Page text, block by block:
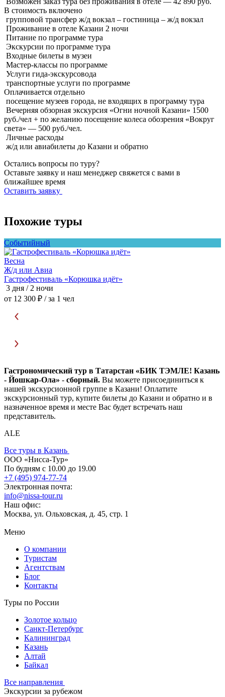
В стоимость включено
групповой трансфер ж/д вокзал – гостиница – ж/д вокзал
Проживание в отеле Казани 2 ночи
Питание по программе тура
Экскурсии по программе тура
Входные билеты в музеи
Мастер-классы по программе
Услуги гида-экскурсовода
транспортные услуги по программе
Оплачивается отдельно
посещение музеев города, не входящих в программу тура
Вечерняя обзорная экскурсия «Огни ночной Казани» 1500
руб./чел + по желанию посещение колеса обозрения «Вокруг
света» — 500 руб./чел.
Личные расходы
ж/д или авиабилеты до Казани и обратно
Остались вопросы по туру?
Оставьте заявку и наш менеджер свяжется с вами в
ближайшее время
Оставить заявку
Похожие туры
Событийный
Весна
Ж/д или Авиа
Гастрофестиваль «Корюшка идёт»
3 дня / 2 ночи
от 12 300 ₽ / за 1 чел
Гастрономический тур в Татарстан «БИК ТЭМЛЕ! Казань
- Йошкар-Ола» - сборный. Вы можете присоединиться к
нашей экскурсионной группе в Казани! Оплатите
экскурсионный тур, купите билеты до Казани и обратно и в
назначенное время и месте Вас будет встречать наш
представитель.
ALE
Все туры в Казань
ООО «Нисса-Тур»
По будням с 10.00 до 19.00
+7 (495) 974-77-74
Электронная почта:
info@nissa-tour.ru
Наш офис:
Москва, ул. Ольховская, д. 45, стр. 1
Меню
О компании
Туристам
Агентствам
Блог
Контакты
Туры по России
Золотое кольцо
Санкт-Петербург
Калининград
Казань
Алтай
Байкал
Все направления
Экскурсии за рубежом